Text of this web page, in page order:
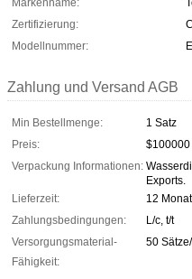
Markenname:
Zertifizierung:
Modellnummer:
Zahlung und Versand AGB
Min Bestellmenge:
1 Satz
Preis:
$100000
Verpackung Informationen:
Exports.
Lieferzeit:
12
Zahlungsbedingungen:
L/c, t/t
Versorgungsmaterial-
Fähigkeit:
50